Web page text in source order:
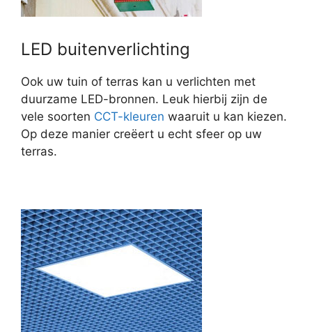
LED buitenverlichting
Ook uw tuin of terras kan u verlichten met
duurzame LED-bronnen. Leuk hierbij zijn de
vele soorten CCT-kleuren waaruit u kan kiezen.
Op deze manier creëert u echt sfeer op uw
terras.